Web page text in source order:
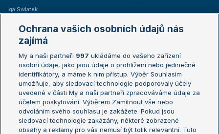
Iga Swiatek
Žebříčky
Žebříček ATP (muži)
Žebříček WTA (ženy)
Sázkařský žebříček
Australian Open
French Open
Wimbledon
US Open
Turnaj mistrů
Turnaj mistryň
Ochrana vašich osobních údajů nás
zajímá
My a naši partneři 997 ukládáme do vašeho zařízení
osobní údaje, jako jsou údaje o prohlížení nebo jedinečné
identifikátory, a máme k nim přístup. Výběr Souhlasím
umožňuje, aby sledovací technologie podporovaly účely
uvedené v části My a naši partneři zpracováváme údaje za
účelem poskytování. Výběrem Zamítnout vše nebo
odvoláním svého souhlasu je zakážete. Pokud jsou
sledovací technologie zakázány, některé zobrazené
obsahy a reklamy pro vás nemusí být tolik relevantní. Tuto